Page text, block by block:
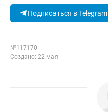
Подписаться в Telegram
№117170
Создано: 22 мая